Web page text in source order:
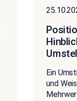
Ein
und